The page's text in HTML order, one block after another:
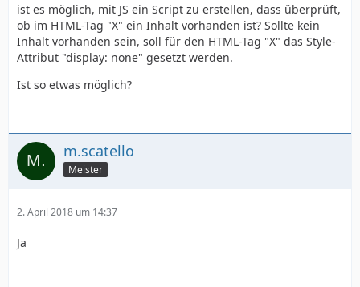
ist es möglich, mit JS ein Script zu erstellen, dass überprüft,
ob im HTML-Tag "X" ein Inhalt vorhanden ist? Sollte kein
Inhalt vorhanden sein, soll für den HTML-Tag "X" das Style-
Attribut "display: none" gesetzt werden.
Ist so etwas möglich?
m.scatello
Meister
2. April 2018 um 14:37
Ja